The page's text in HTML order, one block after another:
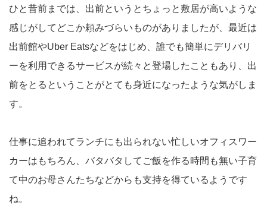
ひと昔前までは、出前というとちょっと敷居が高いような
感じがしてどこか頼みづらいものがありましたが、最近は
出前館やUber Eatsなどをはじめ、誰でも簡単にデリバリ
ーを利用できるサービスが続々と登場したこともあり、出
前をとるということがとても身近になったような気がしま
す。
仕事に追われてランチにも出られない忙しいオフィスワー
カーはもちろん、バタバタしてご飯を作る時間も無い子育
て中のお母さんたちなどからも支持を得ているようです
ね。